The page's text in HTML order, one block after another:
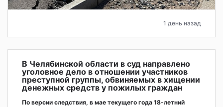
1 день назад
В Челябинской области в суд направлено
уголовное дело в отношении участников
преступной группы, обвиняемых в хищении
денежных средств у пожилых граждан
По версии следствия, в мае текущего года 18-летний